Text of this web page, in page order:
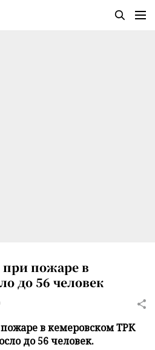
пожаре в
до 56 человек
в кемеровском ТРК
до 56 человек.